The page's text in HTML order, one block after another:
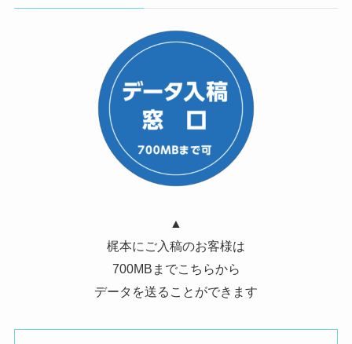
▲
梶本にご入稿のお客様は
700MBまでこちらから
データを送ることができます